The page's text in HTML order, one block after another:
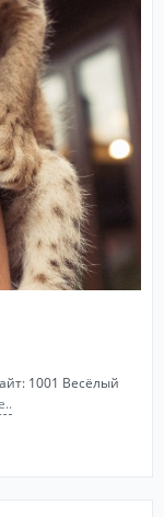
1001 Весёлый